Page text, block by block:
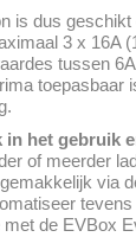
is dus
3 x 16A
tussen
toepasbaar
in het gebruik
of meerder
via
de EVBox